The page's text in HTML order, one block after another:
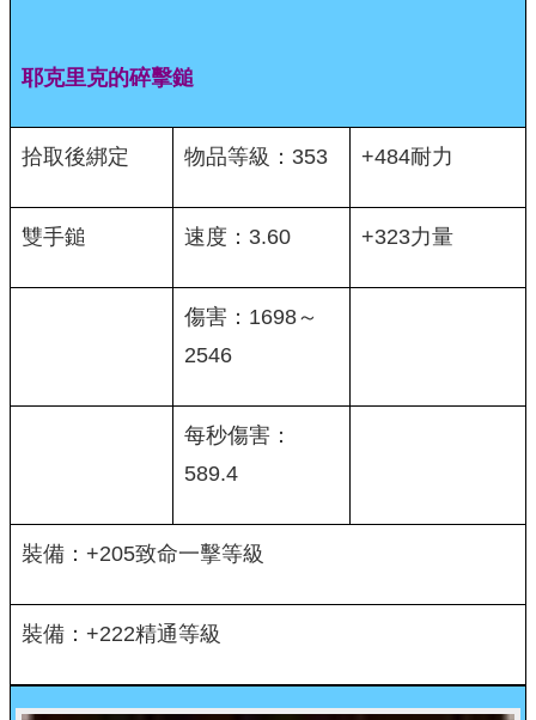
耶克里克的碎擊鎚
拾取後綁定 物品等級：353 +484耐力
雙手鎚 速度：3.60 +323力量
傷害：1698～
2546
每秒傷害：
589.4
裝備：+205致命一擊等級
裝備：+222精通等級